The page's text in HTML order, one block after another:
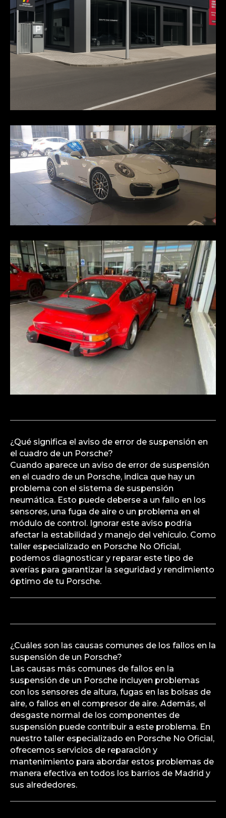
¿Qué significa el aviso de error de suspensión en
el cuadro de un Porsche?
Cuando aparece un aviso de error de suspensión
en el cuadro de un Porsche, indica que hay un
problema con el sistema de suspensión
neumática. Esto puede deberse a un fallo en los
sensores, una fuga de aire o un problema en el
módulo de control. Ignorar este aviso podría
afectar la estabilidad y manejo del vehículo. Como
taller especializado en Porsche No Oficial,
podemos diagnosticar y reparar este tipo de
averías para garantizar la seguridad y rendimiento
óptimo de tu Porsche.
¿Cuáles son las causas comunes de los fallos en la
suspensión de un Porsche?
Las causas más comunes de fallos en la
suspensión de un Porsche incluyen problemas
con los sensores de altura, fugas en las bolsas de
aire, o fallos en el compresor de aire. Además, el
desgaste normal de los componentes de
suspensión puede contribuir a este problema. En
nuestro taller especializado en Porsche No Oficial,
ofrecemos servicios de reparación y
mantenimiento para abordar estos problemas de
manera efectiva en todos los barrios de Madrid y
sus alrededores.